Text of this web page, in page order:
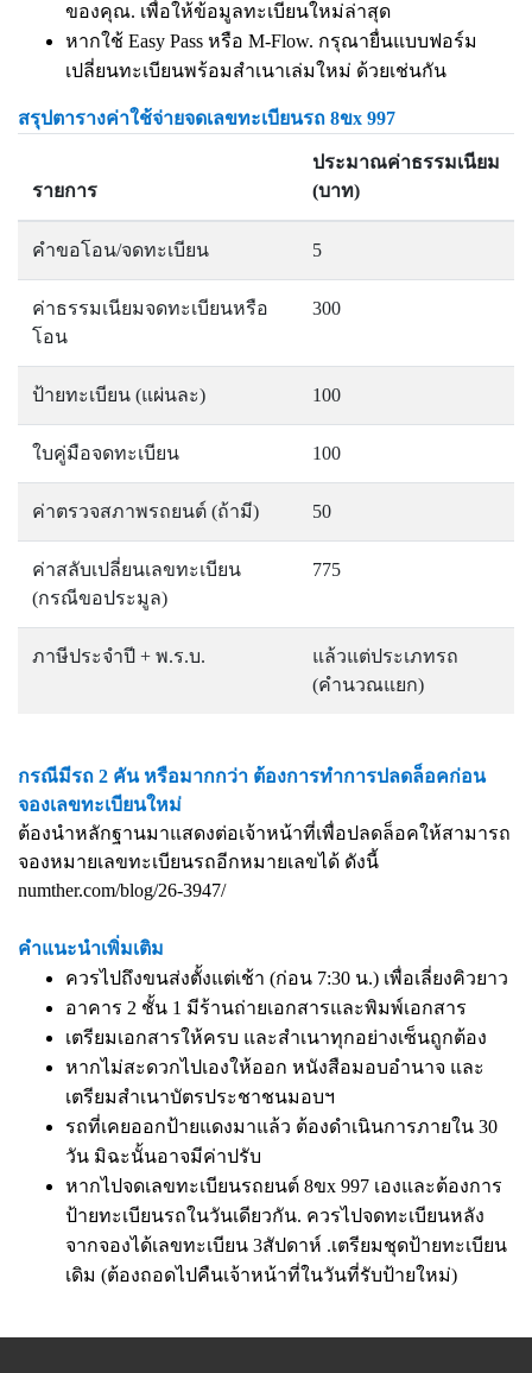
ของคุณ. เพื่อให้ข้อมูลทะเบียนใหม่ล่าสุด
หากใช้ Easy Pass หรือ M-Flow. กรุณายื่นแบบฟอร์ม
เปลี่ยนทะเบียนพร้อมสำเนาเล่มใหม่ ด้วยเช่นกัน
สรุปตารางค่าใช้จ่ายจดเลขทะเบียนรถ 8ขx 997
รายการ
ประมาณค่าธรรมเนียม
(บาท)
คำขอโอน/จดทะเบียน 5
ค่าธรรมเนียมจดทะเบียนหรือ
โอน
300
ป้ายทะเบียน (แผ่นละ) 100
ใบคู่มือจดทะเบียน 100
ค่าตรวจสภาพรถยนต์ (ถ้ามี) 50
ค่าสลับเปลี่ยนเลขทะเบียน
(กรณีขอประมูล)
775
ภาษีประจำปี + พ.ร.บ.
แล้วแต่ประเภทรถ
(คำนวณแยก)
กรณีมีรถ 2 คัน หรือมากกว่า ต้องการทำการปลดล็อคก่อน
จองเลขทะเบียนใหม่
ต้องนำหลักฐานมาแสดงต่อเจ้าหน้าที่เพื่อปลดล็อคให้สามารถ
จองหมายเลขทะเบียนรถอีกหมายเลขได้ ดังนี้
numther.com/blog/26-3947/
คำแนะนำเพิ่มเติม
ควรไปถึงขนส่งตั้งแต่เช้า (ก่อน 7:30 น.) เพื่อเลี่ยงคิวยาว
อาคาร 2 ชั้น 1 มีร้านถ่ายเอกสารและพิมพ์เอกสาร
เตรียมเอกสารให้ครบ และสำเนาทุกอย่างเซ็นถูกต้อง
หากไม่สะดวกไปเองให้ออก หนังสือมอบอำนาจ และ
เตรียมสำเนาบัตรประชาชนมอบฯ
รถที่เคยออกป้ายแดงมาแล้ว ต้องดำเนินการภายใน 30
วัน มิฉะนั้นอาจมีค่าปรับ
หากไปจดเลขทะเบียนรถยนต์ 8ขx 997 เองและต้องการ
ป้ายทะเบียนรถในวันเดียวกัน. ควรไปจดทะเบียนหลัง
จากจองได้เลขทะเบียน 3สัปดาห์ .เตรียมชุดป้ายทะเบียน
เดิม (ต้องถอดไปคืนเจ้าหน้าที่ในวันที่รับป้ายใหม่)